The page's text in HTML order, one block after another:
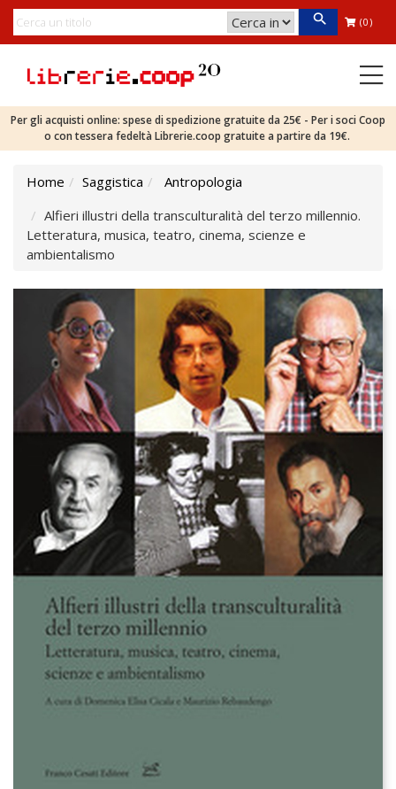
(0)
Per gli acquisti online: spese di spedizione gratuite da 25€ - Per i soci Coop
o con tessera fedeltà Librerie.coop gratuite a partire da 19€.
Home Saggistica
Antropologia
Alfieri illustri della transculturalità del terzo millennio.
Letteratura, musica, teatro, cinema, scienze e
ambientalismo